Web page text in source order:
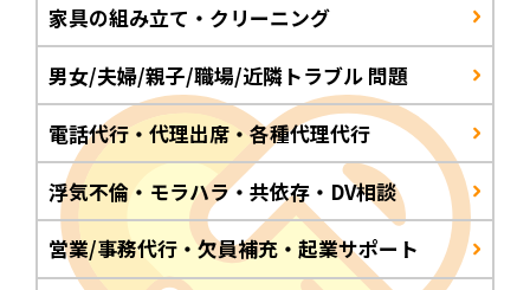
家具の組み立て・クリーニング
男女/夫婦/親子/職場/近隣トラブル 問題
電話代行・代理出席・各種代理代行
浮気不倫・モラハラ・共依存・DV相談
営業/事務代行・欠員補充・起業サポート